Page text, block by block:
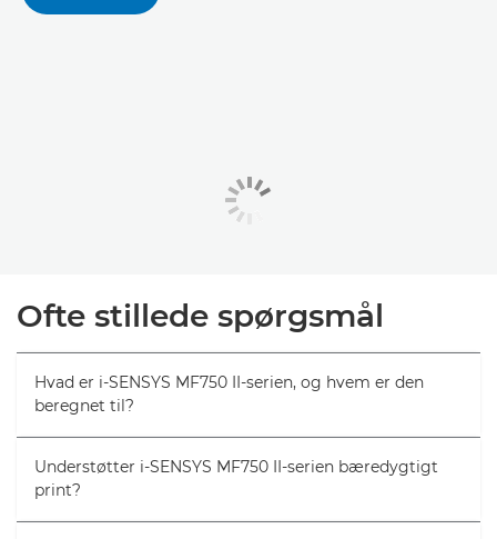
Ofte stillede spørgsmål
Hvad er i-SENSYS MF750 II-serien, og hvem er den
beregnet til?
Understøtter i-SENSYS MF750 II-serien bæredygtigt
print?